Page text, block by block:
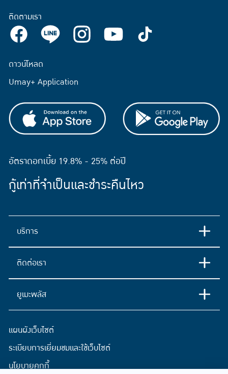
ติดตามเรา
ดาวน์โหลด
Umay+ Application
อัตราดอกเบี้ย 19.8% - 25% ต่อปี
กู้เท่าที่จำเป็นและชำระคืนไหว
บริการ
ติดต่อเรา
ยูเมะพลัส
แผนผังเว็บไซต์
ระเบียบการเยี่ยมชมและใช้เว็บไซต์
นโยบายคุกกี้